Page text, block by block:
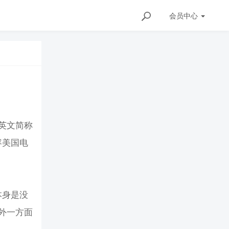
会员中心
文简称
美国电
身是没
一方面